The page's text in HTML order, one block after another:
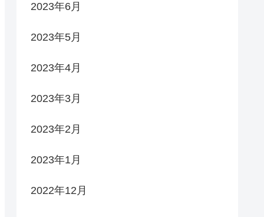
2023年6月
2023年5月
2023年4月
2023年3月
2023年2月
2023年1月
2022年12月